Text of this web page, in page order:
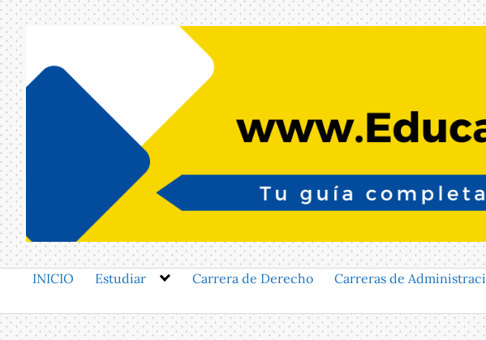
Saltar
al
contenido
INICIO Estudiar Carrera de Derecho Carreras de